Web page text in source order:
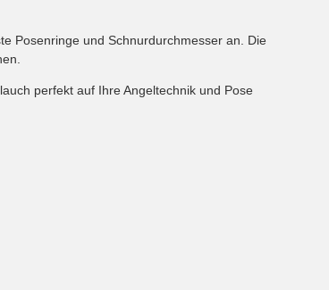
Posenringe und Schnurdurchmesser an. Die
perfekt auf Ihre Angeltechnik und Pose